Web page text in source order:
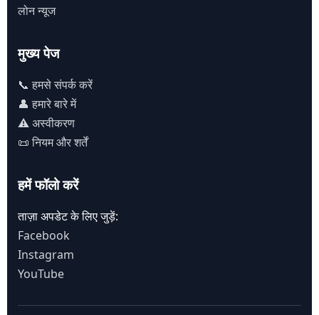
लोन न्यूज
मुख्य पेज
📞 हमसे संपर्क करें
👤 हमारे बारे में
⚠️ अस्वीकरण
📜 नियम और शर्तें
हमें फॉलो करें
ताज़ा अपडेट के लिए जुड़ें:
Facebook
Instagram
YouTube